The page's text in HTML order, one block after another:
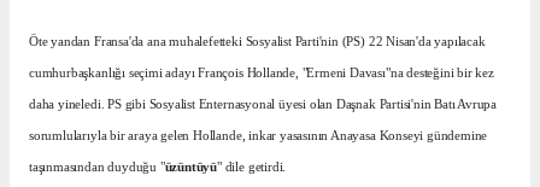
Öte yandan Fransa'da ana muhalefetteki Sosyalist Parti'nin (PS) 22 Nisan'da yapılacak
cumhurbaşkanlığı seçimi adayı François Hollande, "Ermeni Davası"na desteğini bir kez
daha yineledi. PS gibi Sosyalist Enternasyonal üyesi olan Daşnak Partisi'nin Batı Avrupa
sorumlularıyla bir araya gelen Hollande, inkar yasasının Anayasa Konseyi gündemine
taşınmasından duyduğu "üzüntüyü" dile getirdi.